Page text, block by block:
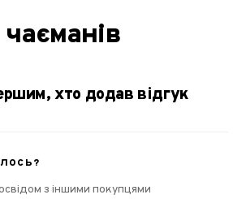
хто додав відгук
з іншими покупцями